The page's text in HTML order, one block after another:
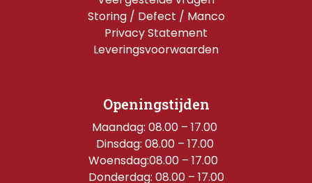
Storing / Defect / Manco
Privacy Statement
Leveringsvoorwaarden
Openingstijden
Maandag: 08.00 – 17.00
Dinsdag: 08.00 – 17.00
Woensdag:08.00 – 17.00
Donderdag: 08.00 – 17.00